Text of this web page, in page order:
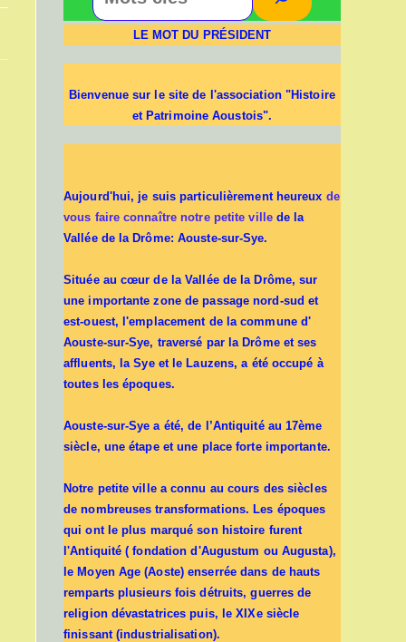
LE MOT DU PRÉSIDENT
Bienvenue sur le site de l'association "Histoire
et Patrimoine Aoustois".
Aujourd'hui, je suis particulièrement heureux de
vous faire connaître notre petite villede la
Vallée de la Drôme: Aouste-sur-Sye.
Située au cœur de la Vallée de la Drôme, sur
une importante zone de passage nord-sud et
est-ouest, l'emplacement de la commune d'
Aouste-sur-Sye, traversé par la Drôme et ses
affluents, la Sye et le Lauzens, a été occupé à
toutes les époques.
Aouste-sur-Sye a été, de l’Antiquité au 17ème
siècle, une étape et une place forte importante.
Notre petite ville a connu au cours des siècles
de nombreuses transformations. Les époques
qui ont le plus marqué son histoire furent
l'Antiquité ( fondation d'Augustum ou Augusta),
le Moyen Age (Aoste) enserrée dans de hauts
remparts plusieurs fois détruits, guerres de
religion dévastatrices puis, le XIXe siècle
finissant (industrialisation).